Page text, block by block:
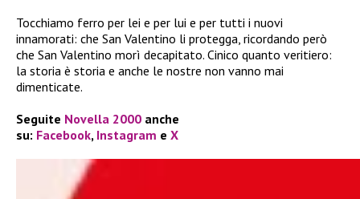
Tocchiamo ferro per lei e per lui e per tutti i nuovi
innamorati: che San Valentino li protegga, ricordando però
che San Valentino morì decapitato. Cinico quanto veritiero:
la storia è storia e anche le nostre non vanno mai
dimenticate.
Seguite Novella 2000 anche
su: Facebook, Instagram e X